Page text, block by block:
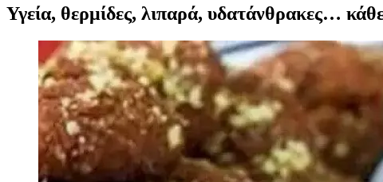
Υγεία, θερμίδες, λιπαρά, υδατάνθρακες…